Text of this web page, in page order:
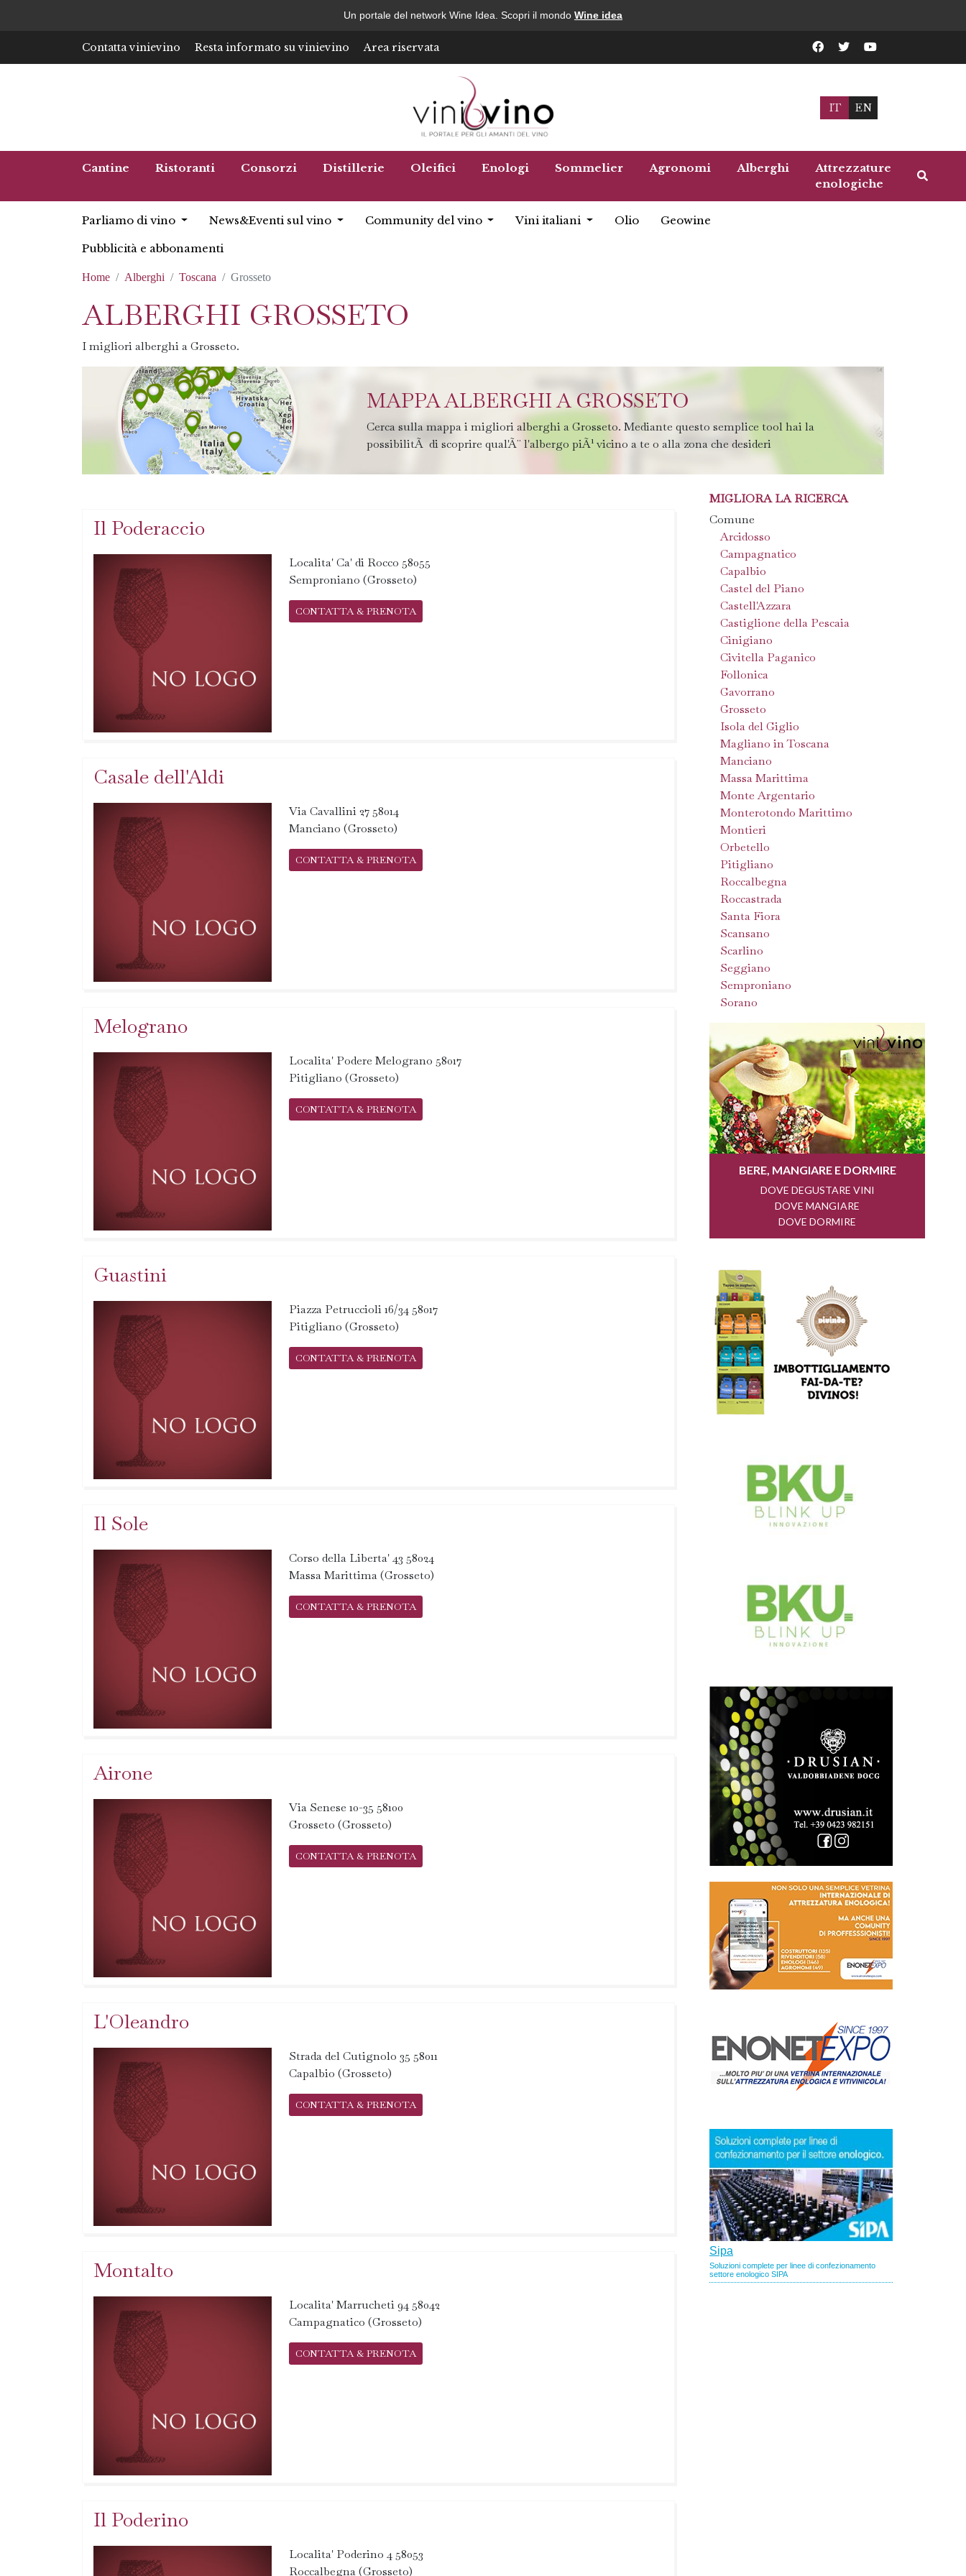
Un portale del network Wine Idea. Scopri il mondo Wine idea
Contatta vinievino Resta informato su vinievino Area riservata
IT EN
Cantine Ristoranti Consorzi Distillerie Oleifici Enologi Sommelier Agronomi Alberghi
Attrezzature
enologiche
Parliamo di vino News&Eventi sul vino Community del vino Vini italiani Olio Geowine
Pubblicità e abbonamenti
Home Alberghi Toscana Grosseto
ALBERGHI GROSSETO
I migliori alberghi a Grosseto.
MAPPA ALBERGHI A GROSSETO
Cerca sulla mappa i migliori alberghi a Grosseto. Mediante questo semplice tool hai la
possibilitÃ di scoprire qual'Ã¨ l'albergo piÃ¹ vicino a te o alla zona che desideri
Il Poderaccio
Localita' Ca' di Rocco 58055
Semproniano (Grosseto)
CONTATTA & PRENOTA
Casale dell'Aldi
Via Cavallini 27 58014
Manciano (Grosseto)
CONTATTA & PRENOTA
Melograno
Localita' Podere Melograno 58017
Pitigliano (Grosseto)
CONTATTA & PRENOTA
Guastini
Piazza Petruccioli 16/34 58017
Pitigliano (Grosseto)
CONTATTA & PRENOTA
Il Sole
Corso della Liberta' 43 58024
Massa Marittima (Grosseto)
CONTATTA & PRENOTA
Airone
Via Senese 10-35 58100
Grosseto (Grosseto)
CONTATTA & PRENOTA
L'Oleandro
Strada del Cutignolo 35 58011
Capalbio (Grosseto)
CONTATTA & PRENOTA
Montalto
Localita' Marrucheti 94 58042
Campagnatico (Grosseto)
CONTATTA & PRENOTA
Il Poderino
Localita' Poderino 4 58053
Roccalbegna (Grosseto)
MIGLIORA LA RICERCA
Comune
Arcidosso
Campagnatico
Capalbio
Castel del Piano
Castell'Azzara
Castiglione della Pescaia
Cinigiano
Civitella Paganico
Follonica
Gavorrano
Grosseto
Isola del Giglio
Magliano in Toscana
Manciano
Massa Marittima
Monte Argentario
Monterotondo Marittimo
Montieri
Orbetello
Pitigliano
Roccalbegna
Roccastrada
Santa Fiora
Scansano
Scarlino
Seggiano
Semproniano
Sorano